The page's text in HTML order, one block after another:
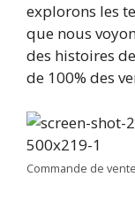
explorons les
que nous
des histoires
de 100% des
Commande de